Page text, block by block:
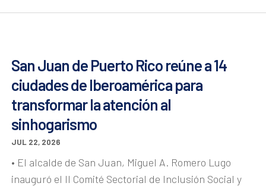
San Juan de Puerto Rico reúne a 14
ciudades de Iberoamérica para
transformar la atención al
sinhogarismo
JUL 22, 2026
• El alcalde de San Juan, Miguel A. Romero Lugo
inauguró el II Comité Sectorial de Inclusión Social y